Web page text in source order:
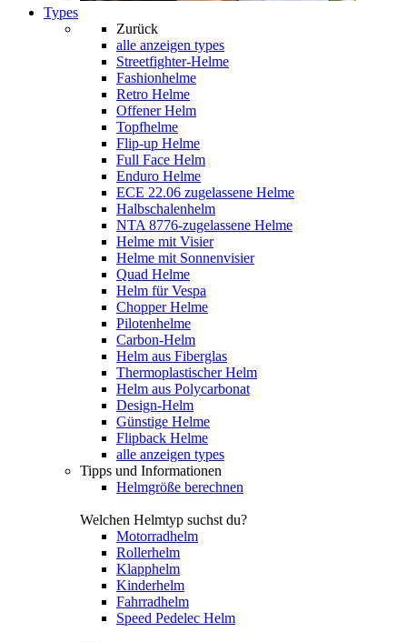
Types
Zurück
alle anzeigen types
Streetfighter-Helme
Fashionhelme
Retro Helme
Offener Helm
Topfhelme
Flip-up Helme
Full Face Helm
Enduro Helme
ECE 22.06 zugelassene Helme
Halbschalenhelm
NTA 8776-zugelassene Helme
Helme mit Visier
Helme mit Sonnenvisier
Quad Helme
Helm für Vespa
Chopper Helme
Pilotenhelme
Carbon-Helm
Helm aus Fiberglas
Thermoplastischer Helm
Helm aus Polycarbonat
Design-Helm
Günstige Helme
Flipback Helme
alle anzeigen types
Tipps und Informationen
Helmgröße berechnen
Welchen Helmtyp suchst du?
Motorradhelm
Rollerhelm
Klapphelm
Kinderhelm
Fahrradhelm
Speed Pedelec Helm